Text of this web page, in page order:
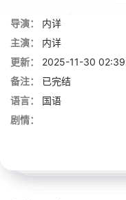
导演：
内详
主演：
内详
更新：
2025-11-30 02:39
备注：
已完结
语言：
国语
剧情：